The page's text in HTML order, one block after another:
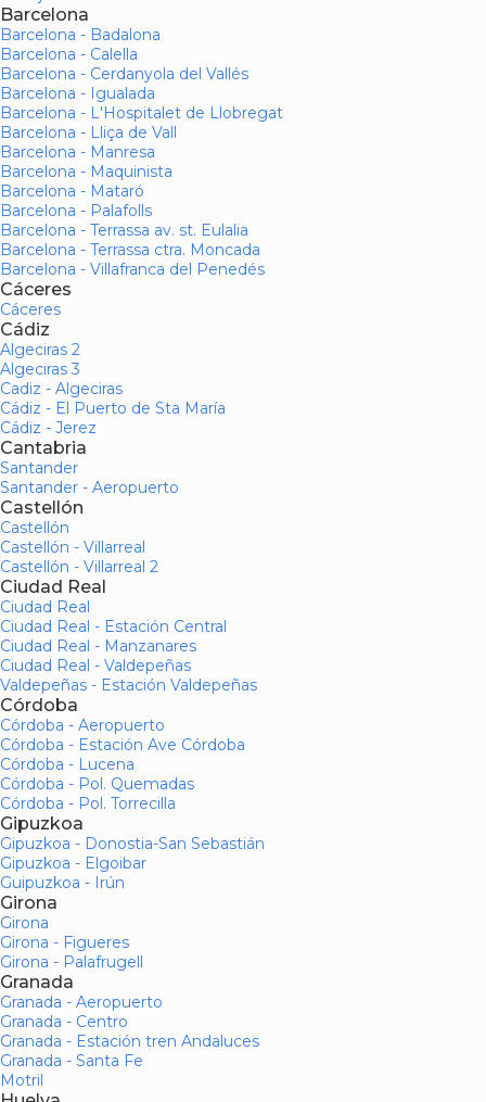
Barcelona
Barcelona - Badalona
Barcelona - Calella
Barcelona - Cerdanyola del Vallés
Barcelona - Igualada
Barcelona - L'Hospitalet de Llobregat
Barcelona - Lliça de Vall
Barcelona - Manresa
Barcelona - Maquinista
Barcelona - Mataró
Barcelona - Palafolls
Barcelona - Terrassa av. st. Eulalia
Barcelona - Terrassa ctra. Moncada
Barcelona - Villafranca del Penedés
Cáceres
Cáceres
Cádiz
Algeciras 2
Algeciras 3
Cadiz - Algeciras
Cádiz - El Puerto de Sta María
Cádiz - Jerez
Cantabria
Santander
Santander - Aeropuerto
Castellón
Castellón
Castellón - Villarreal
Castellón - Villarreal 2
Ciudad Real
Ciudad Real
Ciudad Real - Estación Central
Ciudad Real - Manzanares
Ciudad Real - Valdepeñas
Valdepeñas - Estación Valdepeñas
Córdoba
Córdoba - Aeropuerto
Córdoba - Estación Ave Córdoba
Córdoba - Lucena
Córdoba - Pol. Quemadas
Córdoba - Pol. Torrecilla
Gipuzkoa
Gipuzkoa - Donostia-San Sebastián
Gipuzkoa - Elgoibar
Guipuzkoa - Irún
Girona
Girona
Girona - Figueres
Girona - Palafrugell
Granada
Granada - Aeropuerto
Granada - Centro
Granada - Estación tren Andaluces
Granada - Santa Fe
Motril